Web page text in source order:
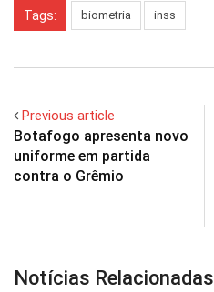
Tags: biometria inss
Previous article
Botafogo apresenta novo
uniforme em partida
contra o Grêmio
Notícias Relacionadas